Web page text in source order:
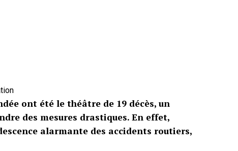
ont été le théâtre de 19 décès, un
des mesures drastiques. En effet,
alarmante des accidents routiers,